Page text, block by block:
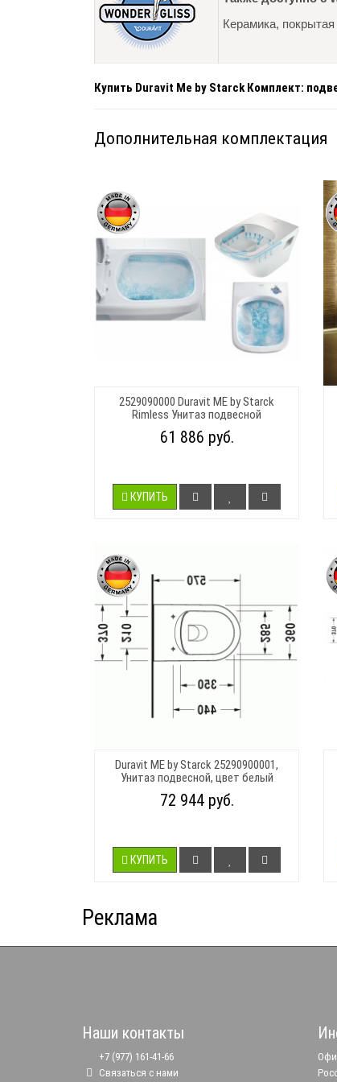
Керамика,
Купить Duravit Me by Starck Комплект:
Дополнительная комплектация
2529090000 Duravit ME by Starck
Rimless Унитаз подвесной
61 886 руб.
КУПИТЬ
Duravit ME by Starck 25290900001,
Унитаз подвесной, цвет белый
72 944 руб.
КУПИТЬ
Реклама
Наши контакты
+7 (977) 161-41-66
Связаться с нами